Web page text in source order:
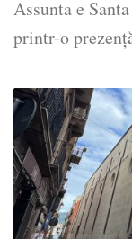
Assunta e
printr-o